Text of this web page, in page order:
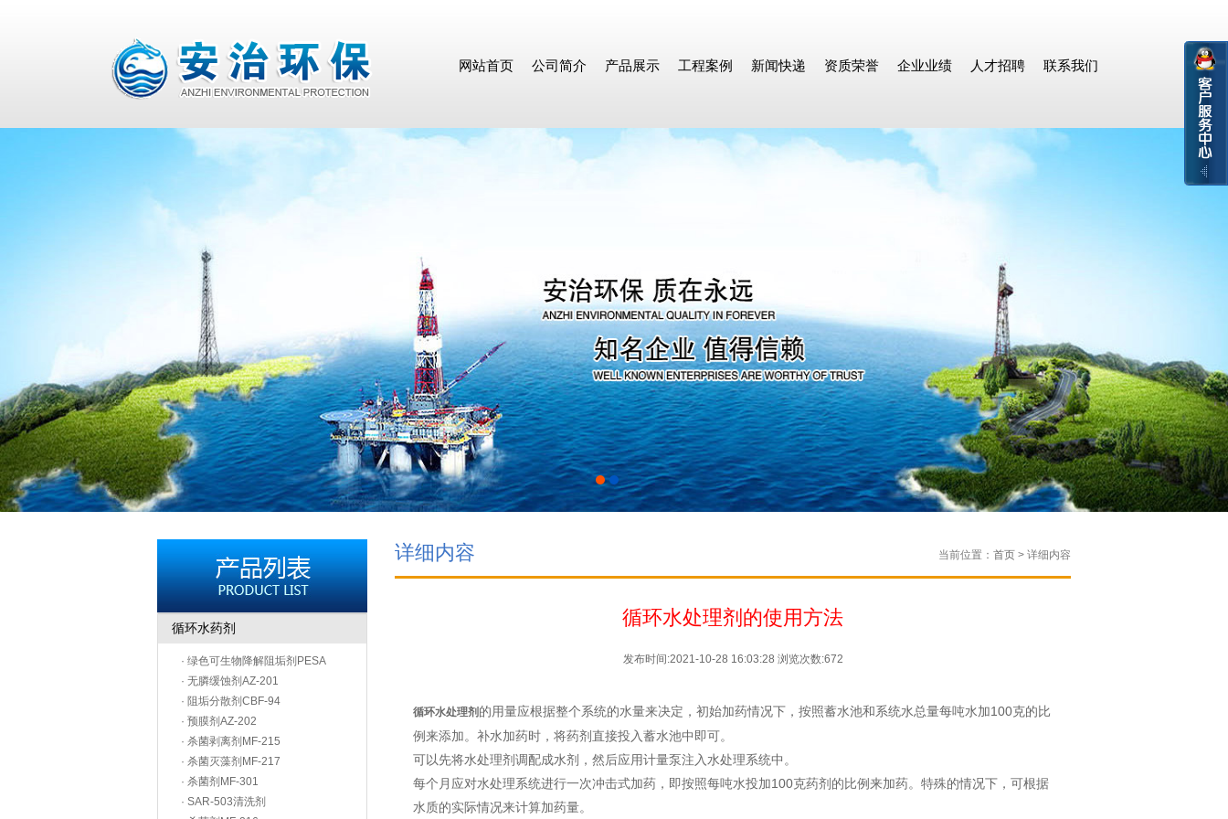
网站首页 公司简介 产品展示 工程案例 新闻快递 资质荣誉 企业业绩 人才招聘 联系我们
循环水药剂
· 绿色可生物降解阻垢剂PESA
· 无膦缓蚀剂AZ-201
· 阻垢分散剂CBF-94
· 预膜剂AZ-202
· 杀菌剥离剂MF-215
· 杀菌灭藻剂MF-217
· 杀菌剂MF-301
· SAR-503清洗剂
详细内容 当前位置： 首页 > 详细内容
循环水处理剂的使用方法
发布时间:2021-10-28 16:03:28 浏览次数:672
循环水处理剂 的用量应根据整个系统的水量来决定，初始加药情况下，按照蓄水池和系统水总量每吨水加100克的比
例来添加。补水加药时，将药剂直接投入蓄水池中即可。
可以先将水处理剂调配成水剂，然后应用计量泵注入水处理系统中。
每个月应对水处理系统进行一次冲击式加药，即按照每吨水投加100克药剂的比例来加药。特殊的情况下，可根据
水质的实际情况来计算加药量。